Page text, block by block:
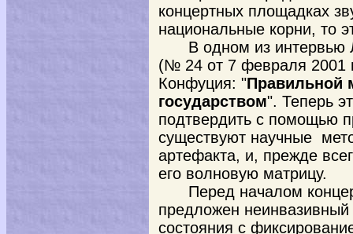
концертных площадках
национальные корни, то
В одном из интервью
(№ 24 от 7 февраля 2001
Конфуция: "Правильной
государством". Теперь
подтвердить с помощью
существуют научные
артефакта, и, прежде
его волновую матрицу.
Перед началом
предложен
состояния с